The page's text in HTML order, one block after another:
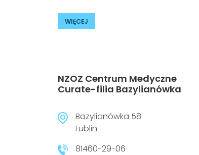
WIĘCEJ
NZOZ Centrum Medyczne
Curate-filia Bazylianówka
Bazylianówka 58
Lublin
81460-29-06